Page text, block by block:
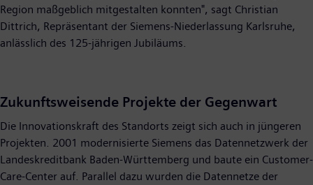
Region maßgeblich mitgestalten konnten", sagt Christian
Dittrich, Repräsentant der Siemens-Niederlassung Karlsruhe,
anlässlich des 125-jährigen Jubiläums.
Zukunftsweisende Projekte der Gegenwart
Die Innovationskraft des Standorts zeigt sich auch in jüngeren
Projekten. 2001 modernisierte Siemens das Datennetzwerk der
Landeskreditbank Baden-Württemberg und baute ein Customer-
Care-Center auf. Parallel dazu wurden die Datennetze der